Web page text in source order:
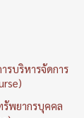
รบริหารจัดการ
พยากรบุคคล